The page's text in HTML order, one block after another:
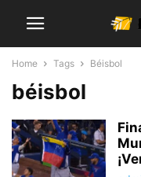
Home Tags Béisbol
béisbol